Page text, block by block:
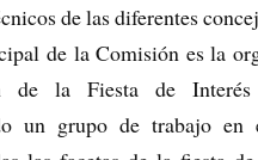
de las diferentes
de la Comisión es la
de la Fiesta de Interés
un grupo de trabajo en